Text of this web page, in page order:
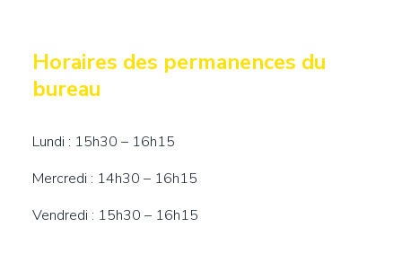
Titre
Horaires des permanences du
bureau
Contenu
Lundi : 15h30 – 16h15
Mercredi : 14h30 – 16h15
Vendredi : 15h30 – 16h15